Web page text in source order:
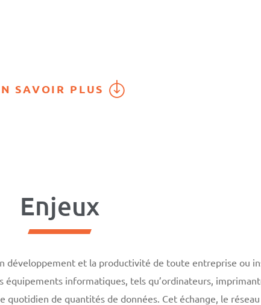
SAVOIR PLUS
Enjeux
développement et la productivité de toute entreprise ou
informatiques, tels qu’ordinateurs,
quotidien de quantités de données. Cet échange, le